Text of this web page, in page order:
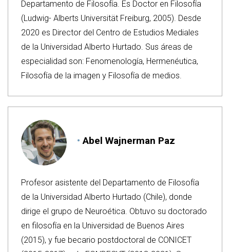
Departamento de Filosofía. Es Doctor en Filosofía
(Ludwig- Alberts Universität Freiburg, 2005). Desde
2020 es Director del Centro de Estudios Mediales
de la Universidad Alberto Hurtado. Sus áreas de
especialidad son: Fenomenología, Hermenéutica,
Filosofía de la imagen y Filosofía de medios.
Abel Wajnerman Paz
Profesor asistente del Departamento de Filosofía
de la Universidad Alberto Hurtado (Chile), donde
dirige el grupo de Neuroética. Obtuvo su doctorado
en filosofía en la Universidad de Buenos Aires
(2015), y fue becario postdoctoral de CONICET